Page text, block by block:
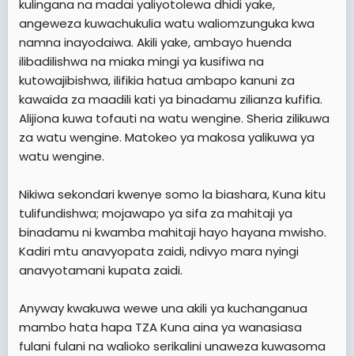
kulingana na madai yaliyotolewa dhidi yake,
angeweza kuwachukulia watu waliomzunguka kwa
namna inayodaiwa. Akili yake, ambayo huenda
ilibadilishwa na miaka mingi ya kusifiwa na
kutowajibishwa, ilifikia hatua ambapo kanuni za
kawaida za maadili kati ya binadamu zilianza kufifia.
Alijiona kuwa tofauti na watu wengine. Sheria zilikuwa
za watu wengine. Matokeo ya makosa yalikuwa ya
watu wengine.
Nikiwa sekondari kwenye somo la biashara, Kuna kitu
tulifundishwa; mojawapo ya sifa za mahitaji ya
binadamu ni kwamba mahitaji hayo hayana mwisho.
Kadiri mtu anavyopata zaidi, ndivyo mara nyingi
anavyotamani kupata zaidi.
Anyway kwakuwa wewe una akili ya kuchanganua
mambo hata hapa TZA Kuna aina ya wanasiasa
fulani fulani na walioko serikalini unaweza kuwasoma